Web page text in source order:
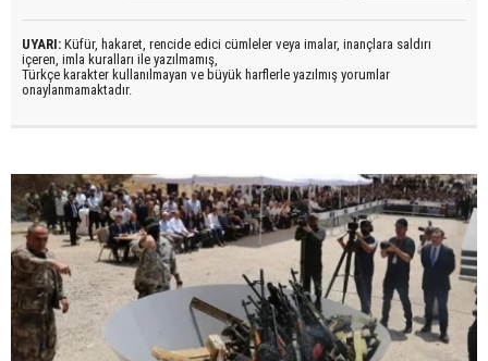
UYARI: Küfür, hakaret, rencide edici cümleler veya imalar, inançlara saldırı
içeren, imla kuralları ile yazılmamış,
Türkçe karakter kullanılmayan ve büyük harflerle yazılmış yorumlar
onaylanmamaktadır.